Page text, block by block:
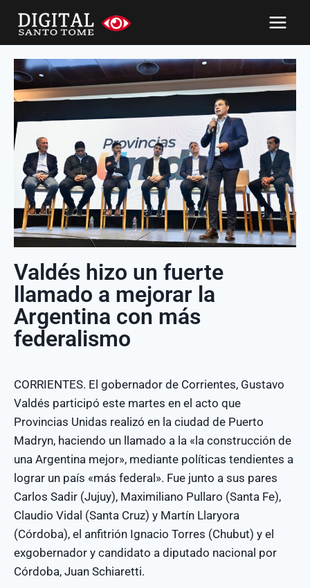
Valdés hizo un fuerte
llamado a mejorar la
Argentina con más
federalismo
CORRIENTES. El gobernador de Corrientes, Gustavo
Valdés participó este martes en el acto que
Provincias Unidas realizó en la ciudad de Puerto
Madryn, haciendo un llamado a la «la construcción de
una Argentina mejor», mediante políticas tendientes a
lograr un país «más federal». Fue junto a sus pares
Carlos Sadir (Jujuy), Maximiliano Pullaro (Santa Fe),
Claudio Vidal (Santa Cruz) y Martín Llaryora
(Córdoba), el anfitrión Ignacio Torres (Chubut) y el
exgobernador y candidato a diputado nacional por
Córdoba, Juan Schiaretti.